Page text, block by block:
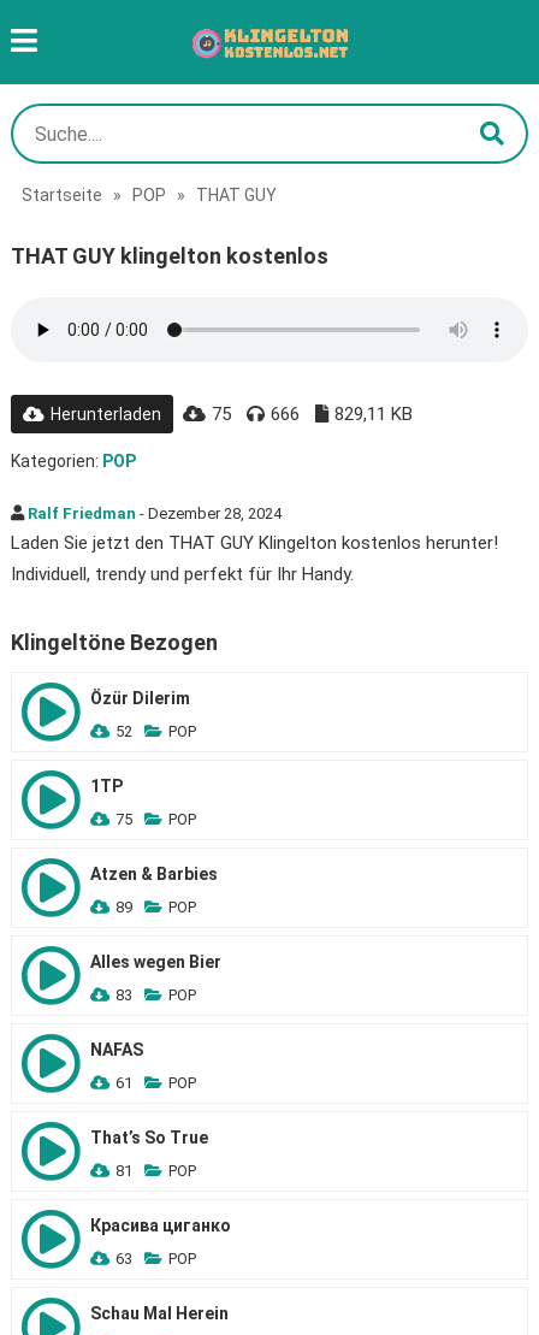
Startseite » POP » THAT GUY
THAT GUY klingelton kostenlos
Herunterladen 75 666 829,11 KB
Kategorien: POP
Ralf Friedman - Dezember 28, 2024
Laden Sie jetzt den THAT GUY Klingelton kostenlos herunter!
Individuell, trendy und perfekt für Ihr Handy.
Klingeltöne Bezogen
Özür Dilerim
52 POP
1TP
75 POP
Atzen & Barbies
89 POP
Alles wegen Bier
83 POP
NAFAS
61 POP
That’s So True
81 POP
Красива циганко
63 POP
Schau Mal Herein